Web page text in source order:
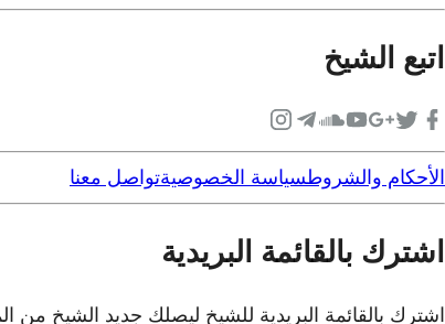
اتبع الشيخ
الأحكام والشروطسياسة الخصوصيةتواصل معنا
اشترك بالقائمة البريدية
اشترك بالقائمة البريدية للشيخ ليصلك جديد الشيخ من